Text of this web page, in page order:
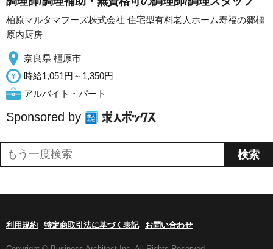
柏原マルタマフーズ株式会社 住宅型有料老人ホーム寿福の郷橿
原内厨房
奈良県 橿原市
時給1,051円～1,350円
アルバイト・パート
Sponsored by
利用規約 特定商取引法に基づく表記 お問い合わせ